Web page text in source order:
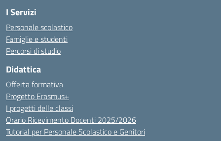
I Servizi
Personale scolastico
Famiglie e studenti
Percorsi di studio
Didattica
Offerta formativa
Progetto Erasmus+
I progetti delle classi
Orario Ricevimento Docenti 2025/2026
Tutorial per Personale Scolastico e Genitori